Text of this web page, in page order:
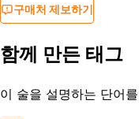
구매처 제보하기
함께 만든 태그
이 술을 설명하는 단어